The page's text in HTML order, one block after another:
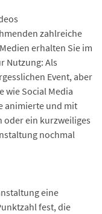
zahlreiche
erhalten Sie im
Nutzung: Als
Event, aber
wie Social Media
animierte und mit
oder ein kurzweiliges
nochmal
eine
fest, die